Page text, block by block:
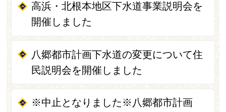
高浜・北根本地区下水道事業説明会を
開催しました
八郷都市計画下水道の変更について住
民説明会を開催しました
※中止となりました※八郷都市計画